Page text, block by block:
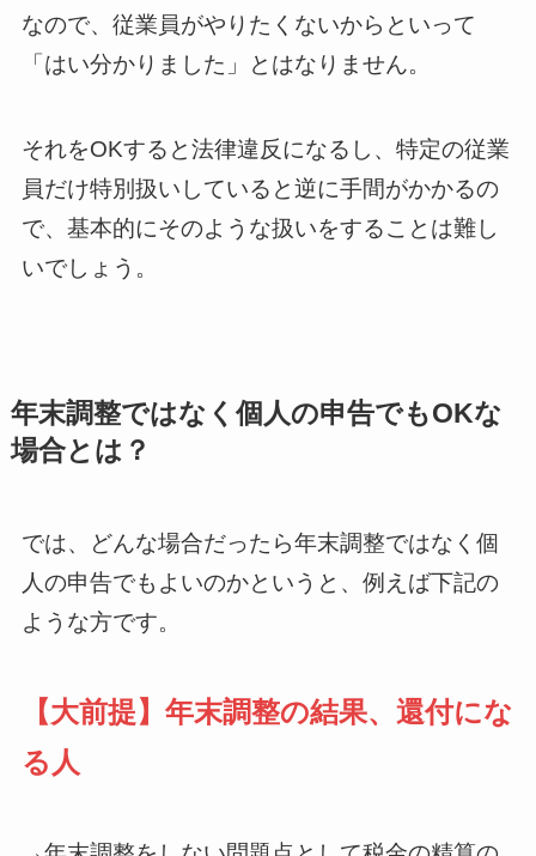
なので、従業員がやりたくないからといって
「はい分かりました」とはなりません。
それをOKすると法律違反になるし、特定の従業
員だけ特別扱いしていると逆に手間がかかるの
で、基本的にそのような扱いをすることは難し
いでしょう。
年末調整ではなく個人の申告でもOKな
場合とは？
では、どんな場合だったら年末調整ではなく個
人の申告でもよいのかというと、例えば下記の
ような方です。
【大前提】年末調整の結果、還付にな
る人